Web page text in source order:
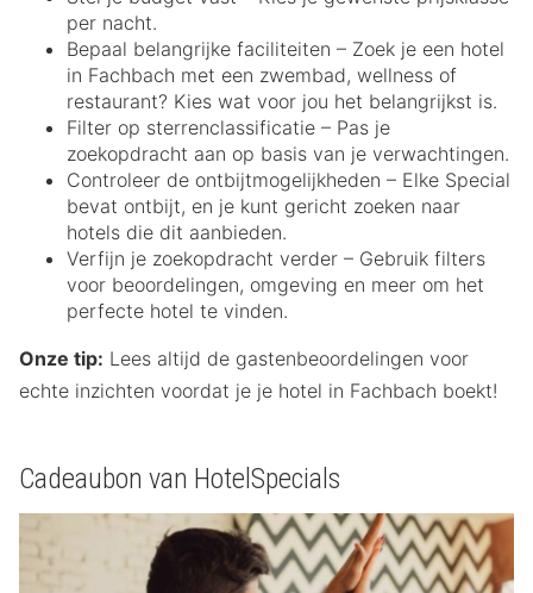
per nacht.
Bepaal belangrijke faciliteiten – Zoek je een hotel
in Fachbach met een zwembad, wellness of
restaurant? Kies wat voor jou het belangrijkst is.
Filter op sterrenclassificatie – Pas je
zoekopdracht aan op basis van je verwachtingen.
Controleer de ontbijtmogelijkheden – Elke Special
bevat ontbijt, en je kunt gericht zoeken naar
hotels die dit aanbieden.
Verfijn je zoekopdracht verder – Gebruik filters
voor beoordelingen, omgeving en meer om het
perfecte hotel te vinden.
Onze tip: Lees altijd de gastenbeoordelingen voor
echte inzichten voordat je je hotel in Fachbach boekt!
Cadeaubon van HotelSpecials